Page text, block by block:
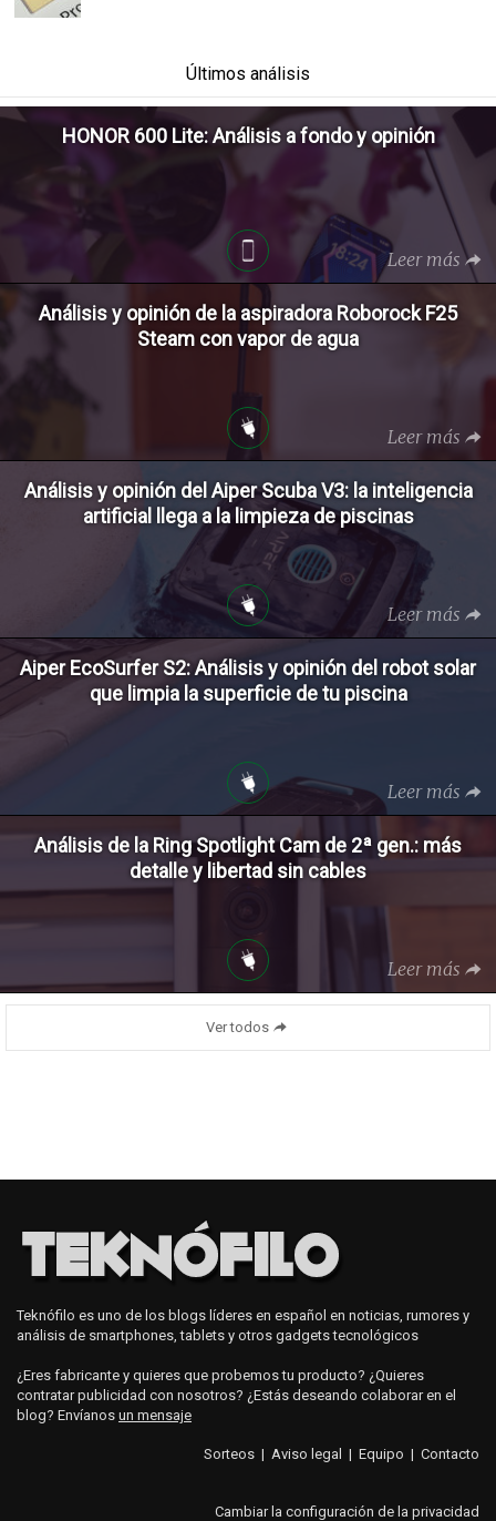
Últimos análisis
HONOR 600 Lite: Análisis a fondo y opinión
Leer más
Análisis y opinión de la aspiradora Roborock F25
Steam con vapor de agua
Leer más
Análisis y opinión del Aiper Scuba V3: la inteligencia
artificial llega a la limpieza de piscinas
Leer más
Aiper EcoSurfer S2: Análisis y opinión del robot solar
que limpia la superficie de tu piscina
Leer más
Análisis de la Ring Spotlight Cam de 2ª gen.: más
detalle y libertad sin cables
Leer más
Ver todos
Teknófilo es uno de los blogs líderes en español en noticias, rumores y
análisis de smartphones, tablets y otros gadgets tecnológicos
¿Eres fabricante y quieres que probemos tu producto? ¿Quieres
contratar publicidad con nosotros? ¿Estás deseando colaborar en el
blog? Envíanos un mensaje
Sorteos | Aviso legal | Equipo | Contacto
Cambiar la configuración de la privacidad